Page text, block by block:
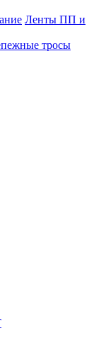
Ленты ПП и
тросы